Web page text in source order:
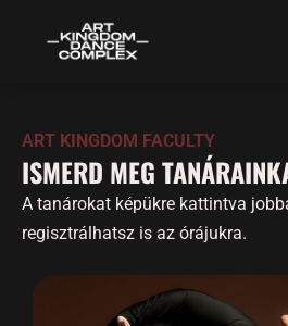
ART KINGDOM FACULTY
ISMERD MEG
A tanárokat képükre kattintva
regisztrálhatsz is az órájukra.